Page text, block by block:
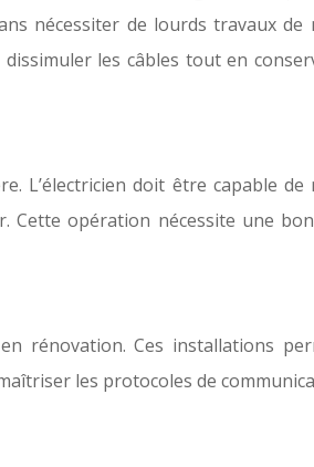
nécessiter de lourds travaux de
les câbles tout en
L’électricien doit être capable de
opération nécessite une
rénovation. Ces installations
les protocoles de